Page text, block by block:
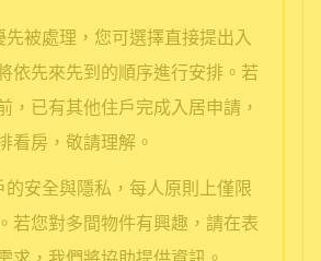
被處理，您可選擇直接提出入
依先來先到的順序進行安排。若
，已有其他住戶完成入居申請，
看房，敬請理解。
的安全與隱私，每人原則上僅限
若您對多間物件有興趣，請在表